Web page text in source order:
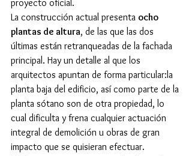
proyecto oficial.
La construcción actual presenta ocho
plantas de altura, de las que las dos
últimas están retranqueadas de la fachada
principal. Hay un detalle al que los
arquitectos apuntan de forma particular:la
planta baja del edificio, así como parte de la
planta sótano son de otra propiedad, lo
cual dificulta y frena cualquier actuación
integral de demolición u obras de gran
impacto que se quisieran efectuar.